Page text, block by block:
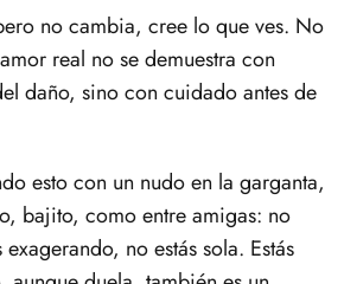
no cambia, cree lo que ves. No
real no se demuestra con
daño, sino con cuidado antes de
esto con un nudo en la garganta,
bajito, como entre amigas: no
no estás sola. Estás